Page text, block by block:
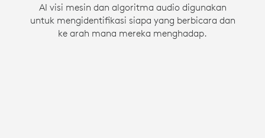
AI visi mesin dan algoritma audio digunakan
untuk mengidentifikasi siapa yang berbicara dan
ke arah mana mereka menghadap.
Pengambilan sudut terbaik ditentukan di antara
beberapa kamera.
Feed kamera dengan sudut perspektif terbaik
dari wajah pembicara dikirimkan.